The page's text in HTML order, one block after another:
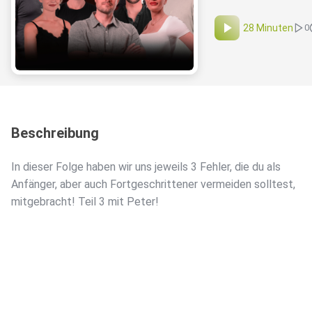
28 Minuten 0
Beschreibung
In dieser Folge haben wir uns jeweils 3 Fehler, die du als
Anfänger, aber auch Fortgeschrittener vermeiden solltest,
mitgebracht! Teil 3 mit Peter!